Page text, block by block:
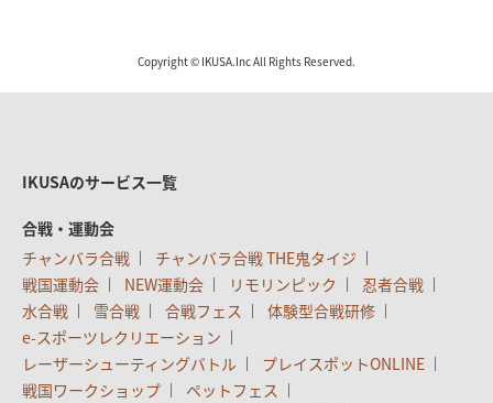
Copyright © IKUSA.Inc All Rights Reserved.
IKUSAのサービス一覧
合戦・運動会
チャンバラ合戦
チャンバラ合戦 THE鬼タイジ
戦国運動会
NEW運動会 リモリンピック
忍者合戦
水合戦
雪合戦 合戦フェス
体験型合戦研修
e-スポーツレクリエーション
レーザーシューティングバトル
プレイスポットONLINE
戦国ワークショップ
ペットフェス